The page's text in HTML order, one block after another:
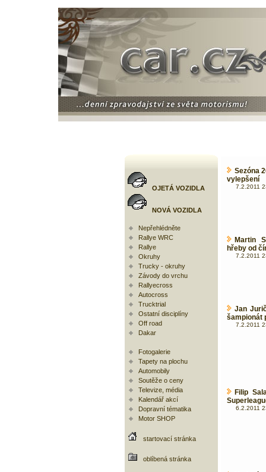
OJETÁ VOZIDLA
NOVÁ VOZIDLA
Nepřehlédněte
Rallye WRC
Rallye
Okruhy
Trucky - okruhy
Závody do vrchu
Rallyecross
Autocross
Trucktrial
Ostatní disciplíny
Off road
Dakar
Fotogalerie
Tapety na plochu
Automobily
Soutěže o ceny
Televize, média
Kalendář akcí
Dopravní tématika
Motor SHOP
startovací stránka
oblíbená stránka
Sezóna
vylepšení
7.2.2011
Martin
hřeby od
7.2.2011
Jan
šampionát
7.2.2011
Filip
6.2.2011